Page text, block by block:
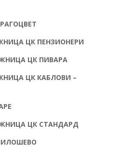
ЦК ПЕНЗИОНЕРИ
ЦК ПИВАРА
ЦК КАБЛОВИ –
МЗ РИБАРЕ
ЦК СТАНДАРД